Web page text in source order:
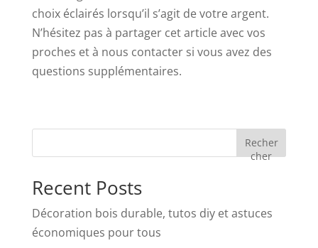
choix éclairés lorsqu’il s’agit de votre argent.
N’hésitez pas à partager cet article avec vos
proches et à nous contacter si vous avez des
questions supplémentaires.
Recher
cher
Recent Posts
Décoration bois durable, tutos diy et astuces
économiques pour tous